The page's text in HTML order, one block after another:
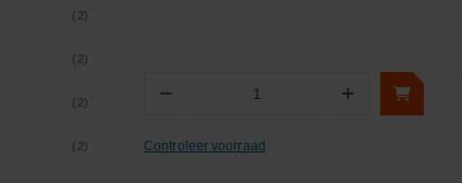
(2)
(2)
(2)
(2)
− +
Controleer voorraad